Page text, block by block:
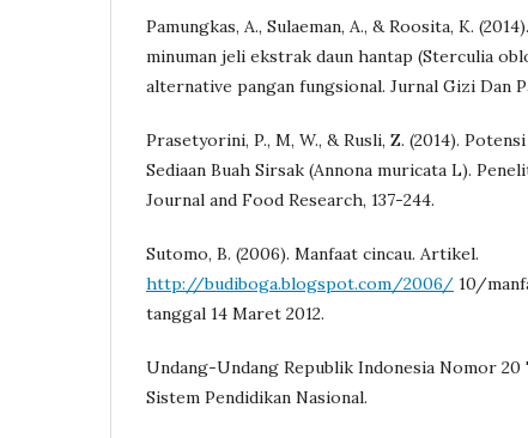
Pamungkas, A., Sulaeman, A., & Roosita, K.
minuman jeli ekstrak daun hantap (Sterculia
alternative pangan fungsional. Jurnal Gizi Dan
Prasetyorini, P., M, W., & Rusli, Z. (2014).
Sediaan Buah Sirsak (Annona muricata L).
Journal and Food Research, 137-244.
Sutomo, B. (2006). Manfaat cincau. Artikel.
http://budiboga.blogspot.com/2006/ 10/
tanggal 14 Maret 2012.
Undang-Undang Republik Indonesia Nomor 20
Sistem Pendidikan Nasional.